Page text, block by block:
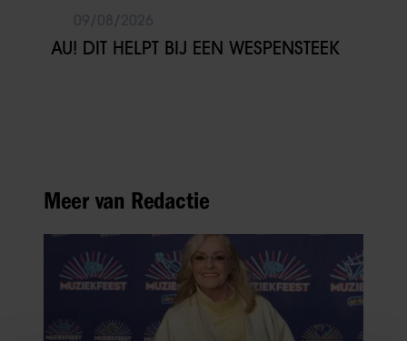
AU! DIT HELPT BIJ EEN WESPENSTEEK
Meer van Redactie